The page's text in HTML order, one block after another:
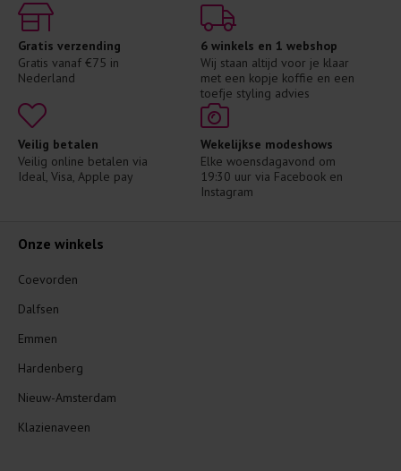
Gratis verzending
Gratis vanaf €75 in
Nederland
6 winkels en 1 webshop
Wij staan altijd voor je klaar
met een kopje koffie en een
toefje styling advies
Veilig betalen
Veilig online betalen via
Ideal, Visa, Apple pay
Wekelijkse modeshows
Elke woensdagavond om
19:30 uur via Facebook en
Instagram
Onze winkels
Coevorden
Dalfsen
Emmen
Hardenberg
Nieuw-Amsterdam
Klazienaveen